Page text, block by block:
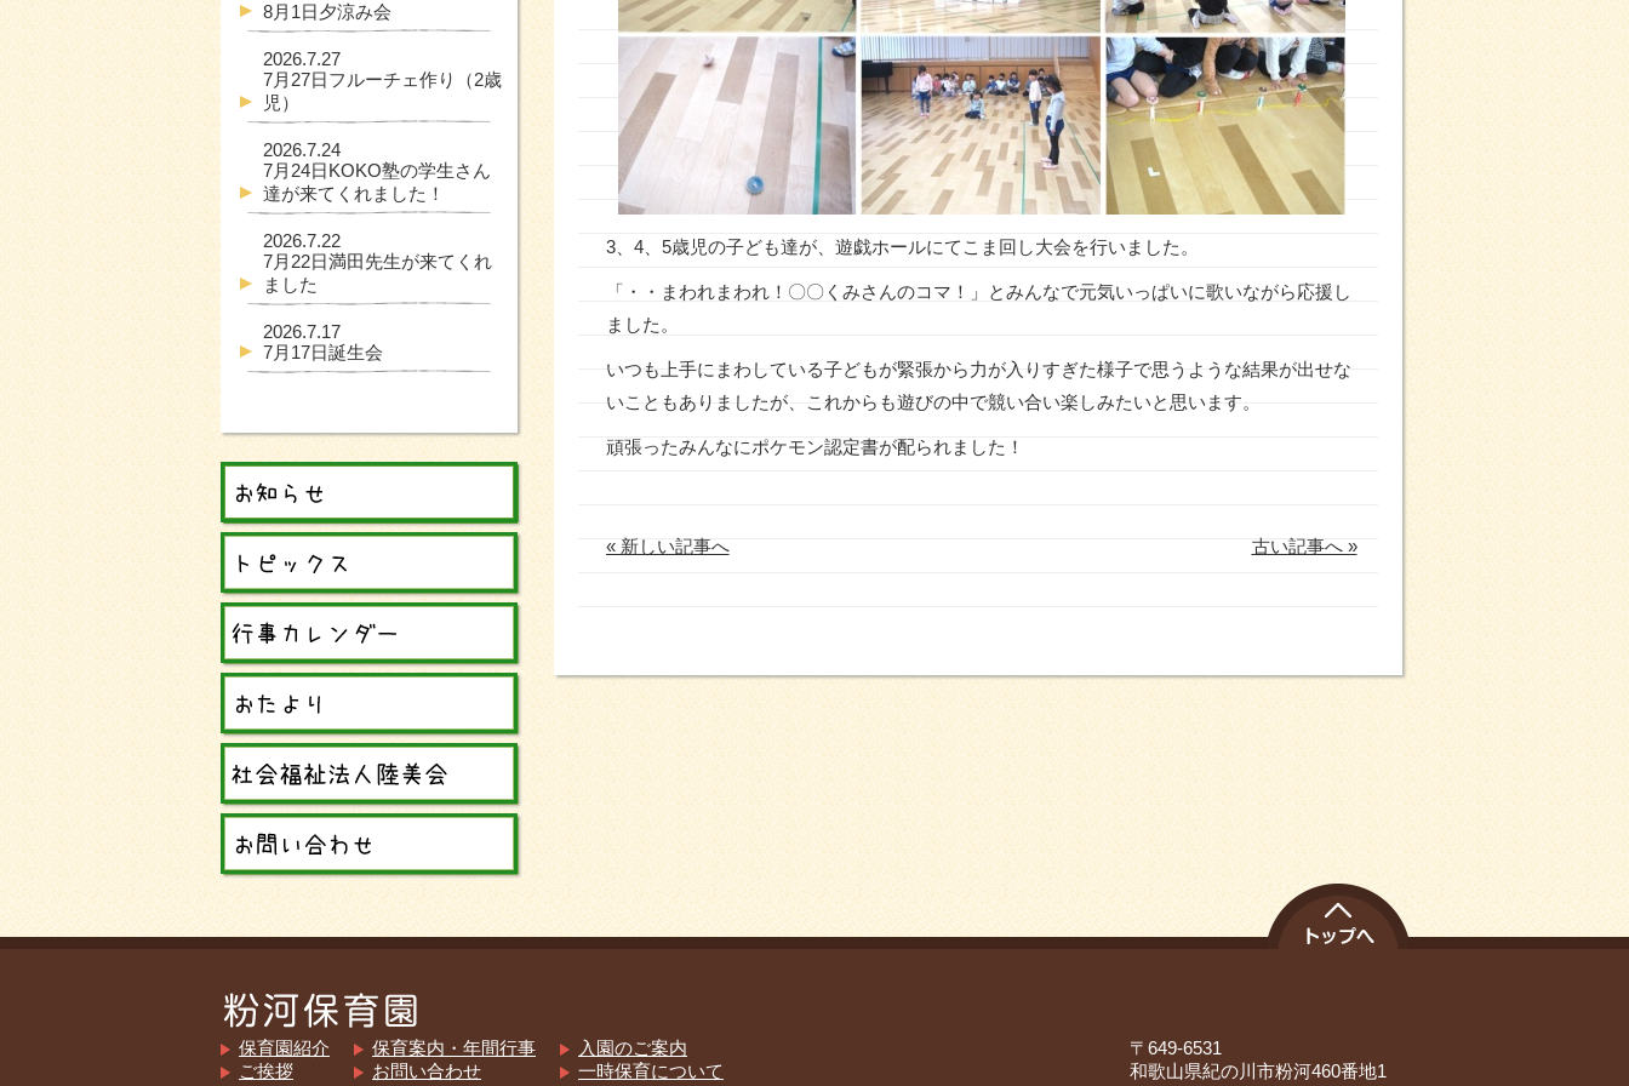
3、4、5歳児の子ども達が、遊戯ホールにてこま回し大会を行いました。
「・・まわれまわれ！〇〇くみさんのコマ！」とみんなで元気いっぱいに歌いながら応援し
ました。
いつも上手にまわしている子どもが緊張から力が入りすぎた様子で思うような結果が出せな
いこともありましたが、これからも遊びの中で競い合い楽しみたいと思います。
頑張ったみんなにポケモン認定書が配られました！
« 新しい記事へ 古い記事へ »
8月1日夕涼み会
2026.7.27
7月27日フルーチェ作り（2歳
児）
2026.7.24
7月24日KOKO塾の学生さん
達が来てくれました！
2026.7.22
7月22日満田先生が来てくれ
ました
2026.7.17
7月17日誕生会
保育園紹介
ご挨拶
保育案内・年間行事
お問い合わせ
入園のご案内
一時保育について
〒649-6531
和歌山県紀の川市粉河460番地1